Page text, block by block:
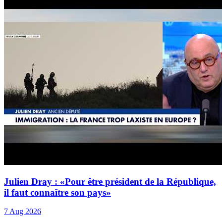
Julien Dray : «Pour être président de la République,
il faut connaître son pays»
7 Aug 2026